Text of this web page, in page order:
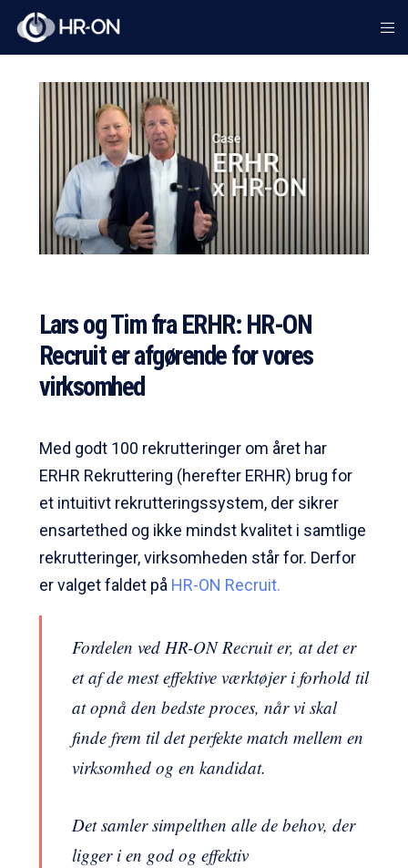
Lars og Tim fra ERHR: HR-ON
Recruit er afgørende for vores
virksomhed
Med godt 100 rekrutteringer om året har
ERHR Rekruttering (herefter ERHR) brug for
et intuitivt rekrutteringssystem, der sikrer
ensartethed og ikke mindst kvalitet i samtlige
rekrutteringer, virksomheden står for. Derfor
er valget faldet på HR-ON Recruit.
Fordelen ved HR-ON Recruit er, at det er
et af de mest effektive værktøjer i forhold til
at opnå den bedste proces, når vi skal
finde frem til det perfekte match mellem en
virksomhed og en kandidat.
Det samler simpelthen alle de behov, der
ligger i en god og effektiv